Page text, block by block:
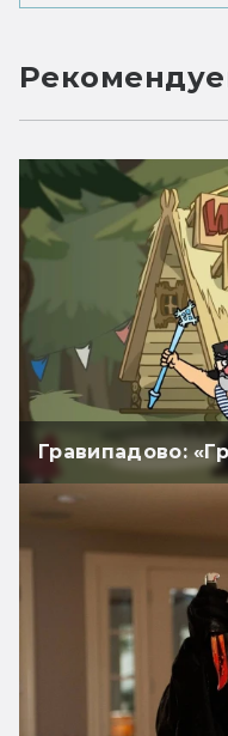
Гравипадово: